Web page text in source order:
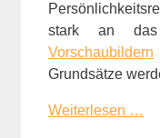
stark an
Vorschaubildern
Grundsätze
Weiterlesen …